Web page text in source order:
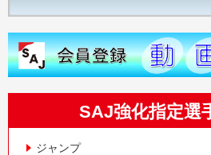
SAJ強化指定選
ジャンプ